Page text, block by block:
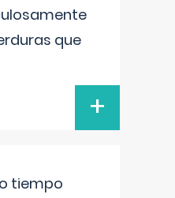
que
+
tiempo